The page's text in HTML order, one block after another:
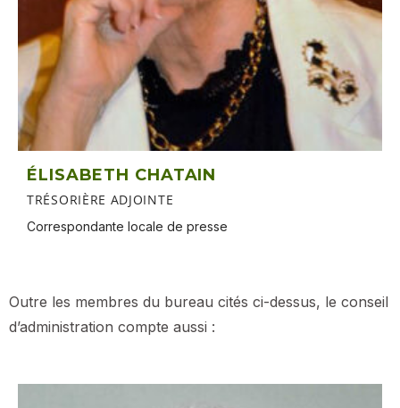
ÉLISABETH CHATAIN
TRÉSORIÈRE ADJOINTE
Correspondante locale de presse
Outre les membres du bureau cités ci-dessus, le conseil
d’administration compte aussi :